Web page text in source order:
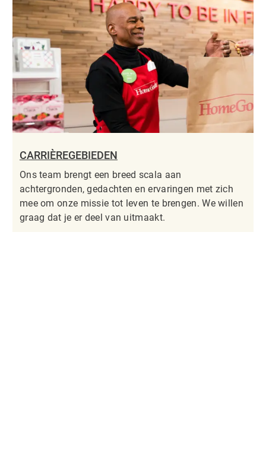
CARRIÈREGEBIEDEN
Ons team brengt een breed scala aan
achtergronden, gedachten en ervaringen met zich
mee om onze missie tot leven te brengen. We willen
graag dat je er deel van uitmaakt.